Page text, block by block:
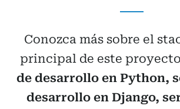
Conozca más sobre el
principal de este
de desarrollo en Python,
desarrollo en Django,